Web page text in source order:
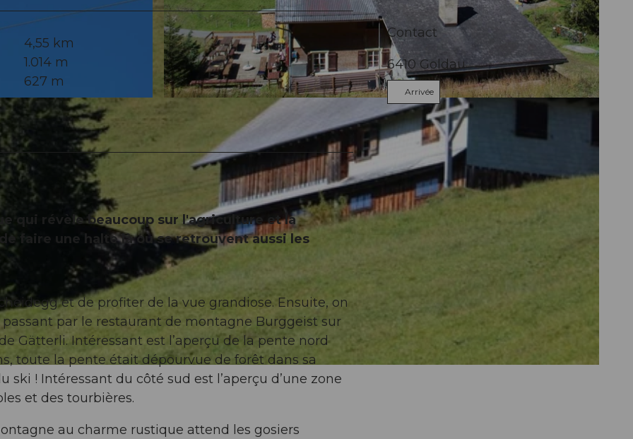
© Gäste-Service Rigi, Gäste-Service Rigi, BENUTZER1
4,55 km
1.014 m
627 m
qui révèle beaucoup sur l'agriculture et la
faire une halte là où se retrouvent aussi les
et de profiter de la vue grandiose. Ensuite, on
passant par le restaurant de montagne Burggeist sur
Gätterli. Intéressant est l’aperçu de la pente nord
toute la pente était dépourvue de forêt dans sa
! Intéressant du côté sud est l’aperçu d’une zone
et des tourbières.
au charme rustique attend les gosiers
Contact
6410 Goldau
Arrivée